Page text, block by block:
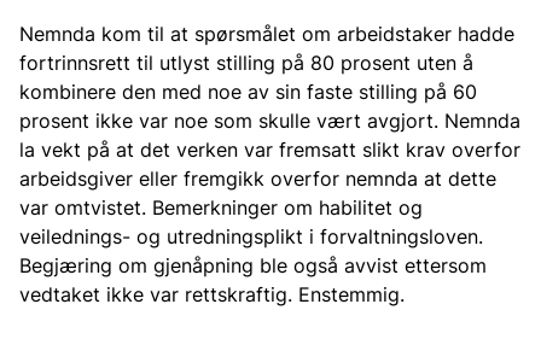
Nemnda kom til at spørsmålet om arbeidstaker hadde
fortrinnsrett til utlyst stilling på 80 prosent uten å
kombinere den med noe av sin faste stilling på 60
prosent ikke var noe som skulle vært avgjort. Nemnda
la vekt på at det verken var fremsatt slikt krav overfor
arbeidsgiver eller fremgikk overfor nemnda at dette
var omtvistet. Bemerkninger om habilitet og
veilednings- og utredningsplikt i forvaltningsloven.
Begjæring om gjenåpning ble også avvist ettersom
vedtaket ikke var rettskraftig. Enstemmig.